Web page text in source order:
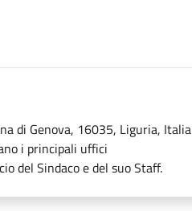
di Genova, 16035, Liguria, Italia
i principali uffici
del Sindaco e del suo Staff.